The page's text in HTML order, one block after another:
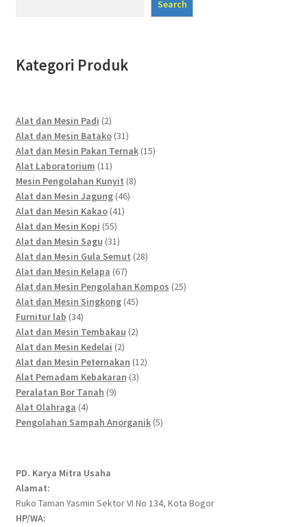
Search
Kategori Produk
Alat dan Mesin Padi 22
products
Alat dan Mesin Batako 3131
products
Alat dan Mesin Pakan Ternak 1515
Alat Laboratorium 1111
products
Mesin Pengolahan Kunyit 88
Alat dan Mesin Jagung 4646
Alat dan Mesin Kakao 4141
Alat dan Mesin Kopi 5555
products
Alat dan Mesin Sagu 3131
products
Alat dan Mesin Gula Semut 2828
Alat dan Mesin Kelapa 6767
products
Alat dan Mesin Pengolahan Kompos 2525
Alat dan Mesin Singkong 4545
Furnitur lab 3434
products
Alat dan Mesin Tembakau 22
Alat dan Mesin Kedelai 22
products
Alat dan Mesin Peternakan 1212
Alat Pemadam Kebakaran 33
Peralatan Bor Tanah 99
Alat Olahraga 44
products
Pengolahan Sampah Anorganik 55
PD. Karya Mitra Usaha
Alamat:
Ruko Taman Yasmin Sektor VI No 134, Kota Bogor
HP/WA: